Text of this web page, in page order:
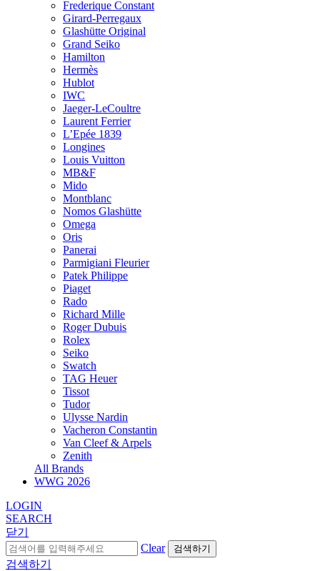
Frederique Constant
Girard-Perregaux
Glashütte Original
Grand Seiko
Hamilton
Hermès
Hublot
IWC
Jaeger-LeCoultre
Laurent Ferrier
L’Epée 1839
Longines
Louis Vuitton
MB&F
Mido
Montblanc
Nomos Glashütte
Omega
Oris
Panerai
Parmigiani Fleurier
Patek Philippe
Piaget
Rado
Richard Mille
Roger Dubuis
Rolex
Seiko
Swatch
TAG Heuer
Tissot
Tudor
Ulysse Nardin
Vacheron Constantin
Van Cleef & Arpels
Zenith
All Brands
WWG 2026
LOGIN
SEARCH
닫기
Clear
검색하기
검색하기